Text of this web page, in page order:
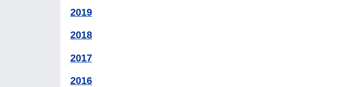
2019
2018
2017
2016